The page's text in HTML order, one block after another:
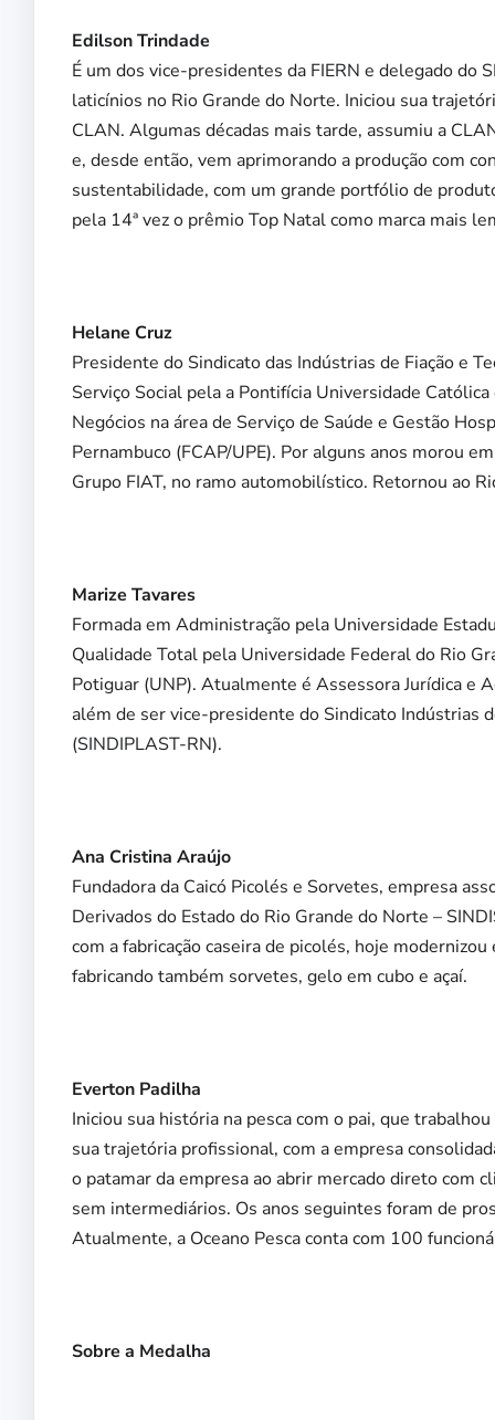
Edilson Trindade
É um dos vice-presidentes da FIERN e delegado do
laticínios no Rio Grande do Norte. Iniciou sua
CLAN. Algumas décadas mais tarde, assumiu a
e, desde então, vem aprimorando a produção com
sustentabilidade, com um grande portfólio de
pela 14ª vez o prêmio Top Natal como marca mais
Helane Cruz
Presidente do Sindicato das Indústrias de Fiação e
Serviço Social pela a Pontifícia Universidade
Negócios na área de Serviço de Saúde e Gestão
Pernambuco (FCAP/UPE). Por alguns anos morou
Grupo FIAT, no ramo automobilístico. Retornou ao
Marize Tavares
Formada em Administração pela Universidade
Qualidade Total pela Universidade Federal do Rio
Potiguar (UNP). Atualmente é Assessora Jurídica e
além de ser vice-presidente do Sindicato Indústrias
(SINDIPLAST-RN).
Ana Cristina Araújo
Fundadora da Caicó Picolés e Sorvetes, empresa
Derivados do Estado do Rio Grande do Norte –
com a fabricação caseira de picolés, hoje
fabricando também sorvetes, gelo em cubo e açaí.
Everton Padilha
Iniciou sua história na pesca com o pai, que
sua trajetória profissional, com a empresa
o patamar da empresa ao abrir mercado direto com
sem intermediários. Os anos seguintes foram de
Atualmente, a Oceano Pesca conta com 100
Sobre a Medalha